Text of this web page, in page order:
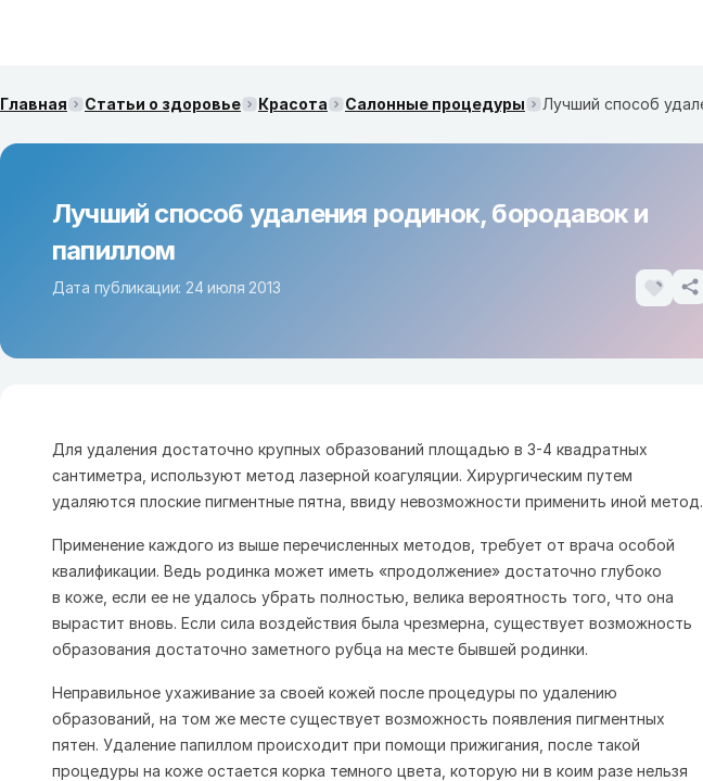
Главная Статьи о здоровье Красота Салонные процедуры
Лучший способ удаления родинок, бородавок и
папиллом
Дата публикации: 24 июля 2013
Для удаления достаточно крупных образований площадью в 3-4 квадратных
сантиметра, используют метод лазерной коагуляции. Хирургическим путем
удаляются плоские пигментные пятна, ввиду невозможности применить иной метод.
Применение каждого из выше перечисленных методов, требует от врача особой
квалификации. Ведь родинка может иметь «продолжение» достаточно глубоко
в коже, если ее не удалось убрать полностью, велика вероятность того, что она
вырастит вновь. Если сила воздействия была чрезмерна, существует возможность
образования достаточно заметного рубца на месте бывшей родинки.
Неправильное ухаживание за своей кожей после процедуры по удалению
образований, на том же месте существует возможность появления пигментных
пятен. Удаление папиллом происходит при помощи прижигания, после такой
процедуры на коже остается корка темного цвета, которую ни в коим разе нельзя